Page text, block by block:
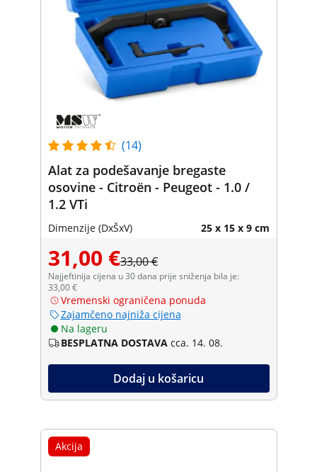
(14)
Alat za podešavanje bregaste
osovine - Citroën - Peugeot - 1.0 /
1.2 VTi
Dimenzije (DxŠxV) 25 x 15 x 9 cm
31,00 €33,00 €
Najjeftinija cijena u 30 dana prije sniženja bila je:
33,00 €
Vremenski ograničena ponuda
Zajamčeno najniža cijena
Na lageru
BESPLATNA DOSTAVA cca. 14. 08.
Dodaj u košaricu
Akcija